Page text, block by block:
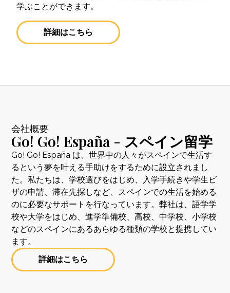
学ぶことができます。
詳細はこちら
会社概要
Go! Go! España - スペイン留学
Go! Go! España は、世界中の人々がスペインで生活す
るという夢を叶える手助けをするために設立されまし
た。私たちは、学校選びをはじめ、入学手続きや学生ビ
ザの申請、滞在先探しなど、スペインでの生活を始める
のに必要なサポートを行なっています。弊社は、語学学
校や大学をはじめ、進学準備校、高校、中学校、小学校
などのスペインにあるあらゆる種類の学校と提携してい
ます。
詳細はこちら